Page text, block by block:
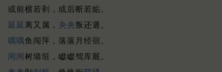
或前横若剥，或后断若姤。
延延离又属， 夬夬叛还遘。
喁喁鱼闯萍，落落月经宿。
訚訚 树墙垣，巘巘驾库厩。